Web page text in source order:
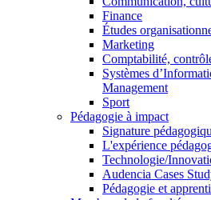
Finance
Études
Marketing
Comptabilité,
Systèmes
Management
Sport
Pédagogie à impact
Signature
L'expérience
Technologie/
Audencia Cases
Pédagogie et